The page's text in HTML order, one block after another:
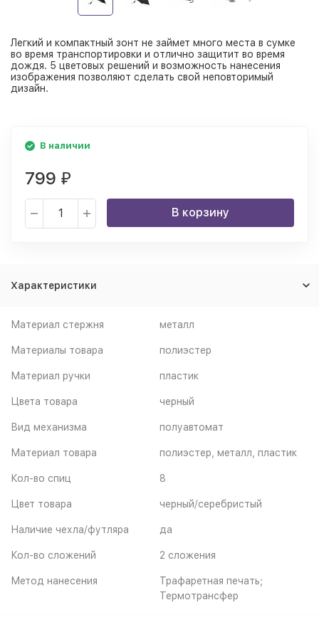
Легкий и компактный зонт не займет много места в сумке
во время транспортировки и отлично защитит во время
дождя. 5 цветовых решений и возможность нанесения
изображения позволяют сделать свой неповторимый
дизайн.
В наличии
799 ₽
В корзину
Характеристики
Материал стержня металл
Материалы товара полиэстер
Материал ручки пластик
Цвета товара черный
Вид механизма полуавтомат
Материал товара полиэстер, металл, пластик
Кол-во спиц 8
Цвет товара черный/серебристый
Наличие чехла/футляра да
Кол-во сложений 2 сложения
Метод нанесения
Трафаретная печать;
Термотрансфер